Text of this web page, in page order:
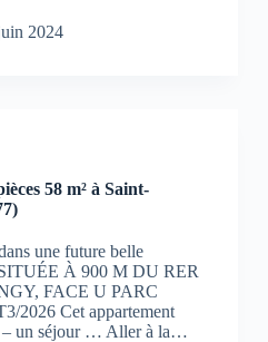
2024
58 m² à Saint-
une future belle
À 900 M DU RER
FACE U PARC
2026 Cet appartement
– un séjour … Aller à la…